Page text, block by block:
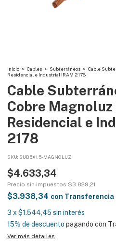
Inicio > Cables > Subterráneos > Cable
Residencial e Industrial IRAM 2178
Cable
Cobre Magnoluz
Residencial e
2178
SKU: SUB5X1.5-MAGNOLUZ
$4.633,34
Precio sin impuestos $3.829,21
$3.938,34 con Transferencia
3 x $1.544,45 sin interés
15% de descuento pagando con
Ver más detalles